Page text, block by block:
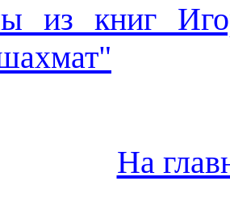
из книг
На